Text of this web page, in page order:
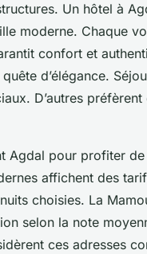
Un hôtel à
moderne. Chaque
confort et
d’élégance.
D’autres
Agdal pour profiter
affichent des
choisies. La
selon la note
ces adresses